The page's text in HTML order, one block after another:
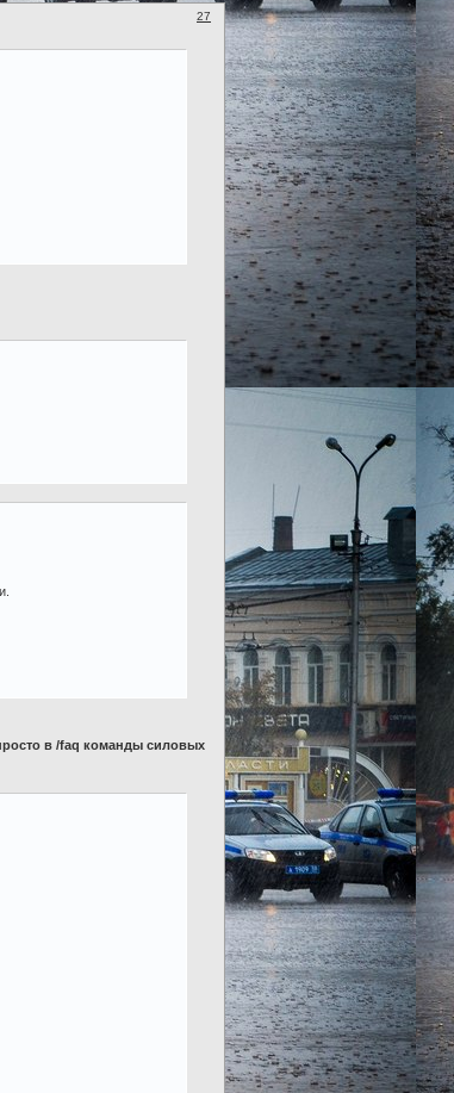
27
в /faq команды силовых